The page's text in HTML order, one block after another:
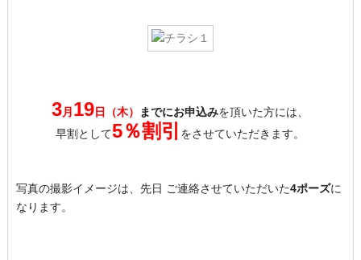
3月 19日（木） までにお申込みを頂いた方には、
早割として5％割引 をさせていただきます。
写真の撮影イメージは、先日 ご連絡させていただいた4ポーズに
なります。